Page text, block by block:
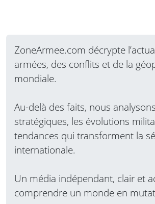
ZoneArmee.com décrypte
armées, des conflits et de la
mondiale.
Au-delà des faits, nous
stratégiques, les évolutions
tendances qui transforment la
internationale.
Un média indépendant, clair et
comprendre un monde en